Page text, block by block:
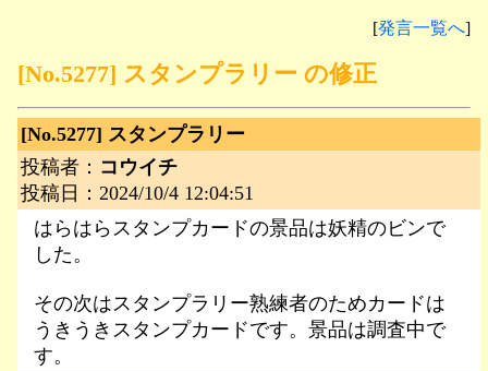
[発言一覧へ]
[No.5277] スタンプラリー の修正
[No.5277] スタンプラリー
投稿者： コウイチ
投稿日：2024/10/4 12:04:51
はらはらスタンプカードの景品は妖精のビンで
した。
その次はスタンプラリー熟練者のためカードは
うきうきスタンプカードです。景品は調査中で
す。